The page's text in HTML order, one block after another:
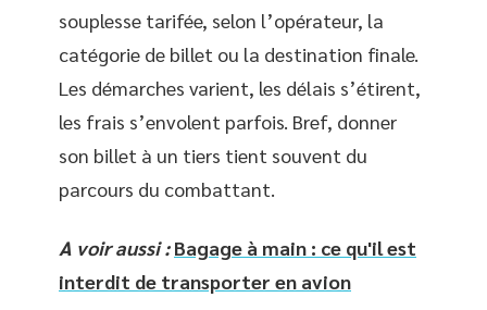
souplesse tarifée, selon l’opérateur, la
catégorie de billet ou la destination finale.
Les démarches varient, les délais s’étirent,
les frais s’envolent parfois. Bref, donner
son billet à un tiers tient souvent du
parcours du combattant.
A voir aussi : Bagage à main : ce qu'il est
interdit de transporter en avion